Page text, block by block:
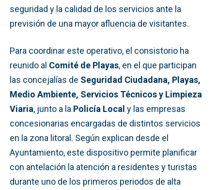
seguridad y la calidad de los servicios ante la
previsión de una mayor afluencia de visitantes.
Para coordinar este operativo, el consistorio ha
reunido al Comité de Playas, en el que participan
las concejalías de Seguridad Ciudadana, Playas,
Medio Ambiente, Servicios Técnicos y Limpieza
Viaria, junto a la Policía Local y las empresas
concesionarias encargadas de distintos servicios
en la zona litoral. Según explican desde el
Ayuntamiento, este dispositivo permite planificar
con antelación la atención a residentes y turistas
durante uno de los primeros periodos de alta